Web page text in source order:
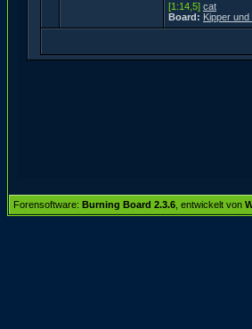
[1:14,5] cat
Board: Kipper
Forensoftware: Burning Board 2.3.6 , entwickelt von